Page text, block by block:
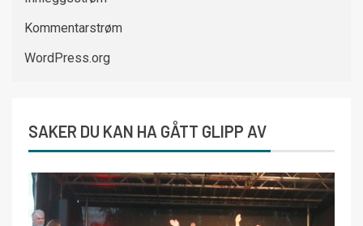
Kommentarstrøm
WordPress.org
SAKER DU KAN HA GÅTT GLIPP AV